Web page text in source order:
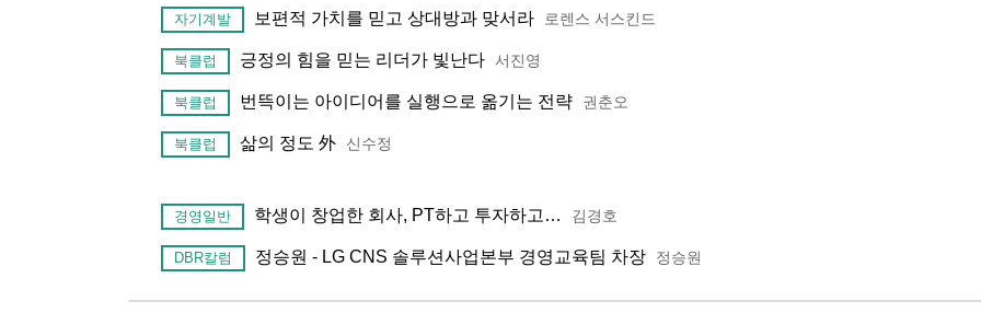
자기계발 보편적 가치를 믿고 상대방과 맞서라 로렌스 서스킨드
북클럽 긍정의 힘을 믿는 리더가 빛난다 서진영
북클럽 번뜩이는 아이디어를 실행으로 옮기는 전략 권춘오
북클럽 삶의 정도 外 신수정
경영일반 학생이 창업한 회사, PT하고 투자하고… 김경호
DBR칼럼 정승원 - LG CNS 솔루션사업본부 경영교육팀 차장 정승원